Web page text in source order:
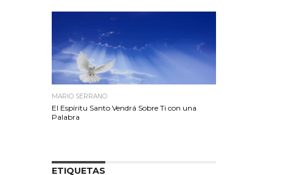
MARIO SERRANO
El Espíritu Santo Vendrá Sobre Ti con una
Palabra
ETIQUETAS